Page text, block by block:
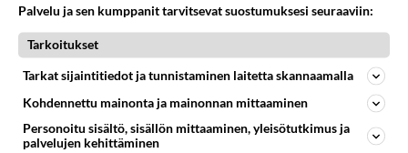
Kommentoi aloitusta...
Ketjusta on poistettu 2 sääntöjenvastaista viestiä.
Palvelu ja sen kumppanit tarvitsevat suostumuksesi seuraaviin:
Tarkoitukset
Tarkat sijaintitiedot ja tunnistaminen laitetta skannaamalla
Kohdennettu mainonta ja mainonnan mittaaminen
Personoitu sisältö, sisällön mittaaminen, yleisötutkimus ja
palvelujen kehittäminen